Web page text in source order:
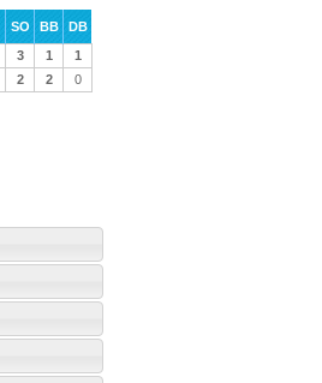
SO BB
DB
3 1
1
2 2 0